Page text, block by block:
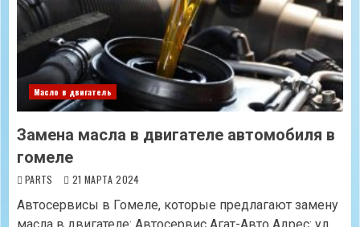
Масло в двигатель
Замена масла в двигателе автомобиля в
гомеле
PARTS 21 МАРТА 2024
Автосервисы в Гомеле, которые предлагают замену